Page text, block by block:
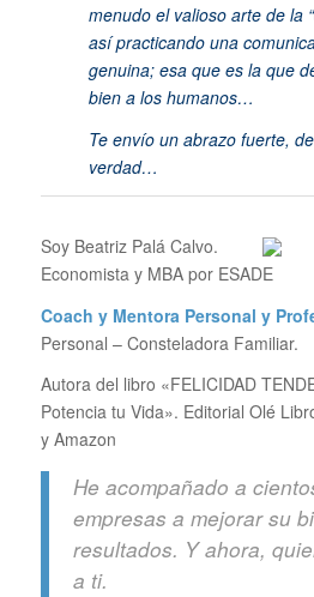
menudo el valioso arte de la
así practicando una
genuina; esa que es la que
bien a los humanos…
Te envío un abrazo fuerte,
verdad…
Soy Beatriz Palá Calvo.
Economista y MBA por ESADE
Coach y Mentora Personal y
Personal – Consteladora Familiar.
Autora del libro «FELICIDAD
Potencia tu Vida». Editorial Olé
y Amazon
He acompañado a
empresas a mejorar su
resultados. Y ahora,
a ti.